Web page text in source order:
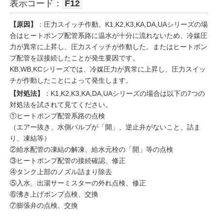
表示コード： F12
【原因】
：圧力スイッチ作動。K1,K2,K3,KA,DA,UAシリーズの場
合はヒートポンプ配管系路に温水が十分に流れないため、冷媒圧
力が異常に上昇し、圧力スイッチが作動した。またはヒートポン
プ配管を誤接続したことが発生要因です。
KB,WB,KCシリーズでは、冷媒圧力が異常に上昇し、圧力スイッ
チが作動したことによって発生します。
【対処法】
：K1,K2,K3,KA,DA,UAシリーズの場合は以下の7つの
対処法を試されて見てください。
①ヒートポンプ配管系路の点検
（エアー抜き、水側バルブが「開」、逆止弁がないこと、詰ま
り、凍結等）
②給水配管の凍結の解凍、給水元栓の「開」等の点検
③ヒートポンプ配管の接続確認、修正
④タンク上部のノズル詰まり除去
⑤入水、出湯サーミスターの外れ点検、修正
⑥沸き上げポンプ点検、交換
⑦膨張弁の点検、交換